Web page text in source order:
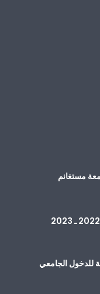
مستغانم
للدخول الجامعي